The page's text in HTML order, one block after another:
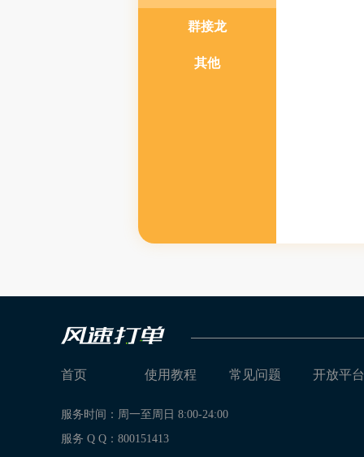
群接龙
其他
首页 使用教程 常见问题 开放平台
服务时间：周一至周日 8:00-24:00
服务 Q Q：800151413